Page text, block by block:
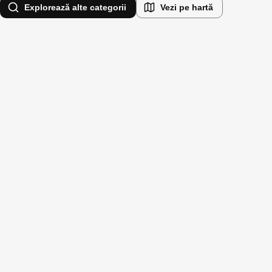
Explorează alte categorii Vezi pe hartă